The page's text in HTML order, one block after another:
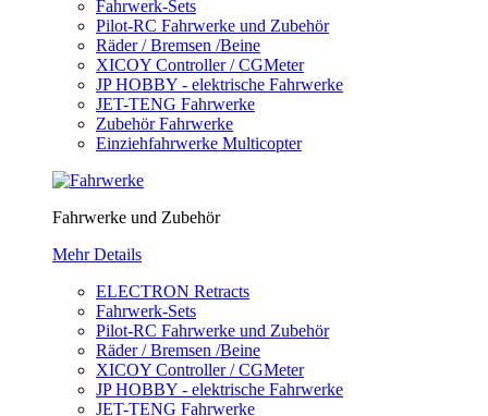
Fahrwerk-Sets
Pilot-RC Fahrwerke und Zubehör
Räder / Bremsen /Beine
XICOY Controller / CGMeter
JP HOBBY - elektrische Fahrwerke
JET-TENG Fahrwerke
Zubehör Fahrwerke
Einziehfahrwerke Multicopter
Fahrwerke und Zubehör
Mehr Details
ELECTRON Retracts
Fahrwerk-Sets
Pilot-RC Fahrwerke und Zubehör
Räder / Bremsen /Beine
XICOY Controller / CGMeter
JP HOBBY - elektrische Fahrwerke
JET-TENG Fahrwerke